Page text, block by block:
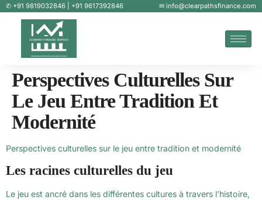
✆ +91 9819032846 | +91 9617392846 ✉ info@clearpathsfinance.com
Perspectives Culturelles Sur
Le Jeu Entre Tradition Et
Modernité
Perspectives culturelles sur le jeu entre tradition et modernité
Les racines culturelles du jeu
Le jeu est ancré dans les différentes cultures à travers l’histoire,